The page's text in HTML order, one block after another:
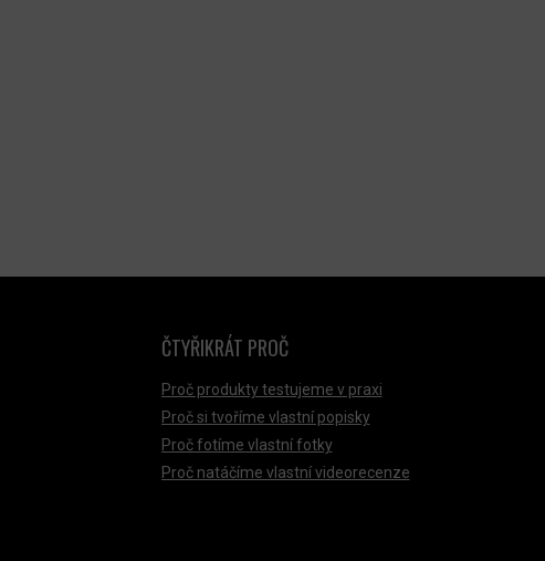
ČTYŘIKRÁT PROČ
Proč produkty testujeme v praxi
Proč si tvoříme vlastní popisky
Proč fotíme vlastní fotky
Proč natáčíme vlastní videorecenze